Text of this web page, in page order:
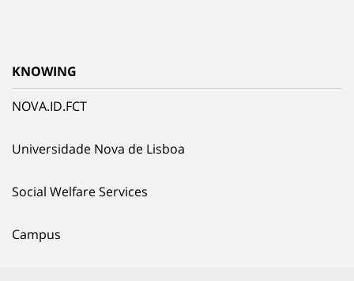
KNOWING
NOVA.ID.FCT
Universidade Nova de Lisboa
Social Welfare Services
Campus